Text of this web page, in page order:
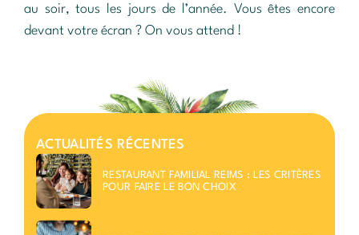
au soir, tous les jours de l’année. Vous êtes encore
devant votre écran ? On vous attend !
ACTUALITÉS RÉCENTES
RESTAURANT FAMILIAL REIMS : LES CRITÈRES
POUR FAIRE LE BON CHOIX